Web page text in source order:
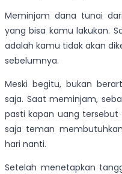
Meminjam dana tunai
yang bisa kamu lakukan.
adalah kamu tidak akan
sebelumnya.
Meski begitu, bukan
saja. Saat meminjam,
pasti kapan uang tersebut
saja teman
hari nanti.
Setelah menetapkan